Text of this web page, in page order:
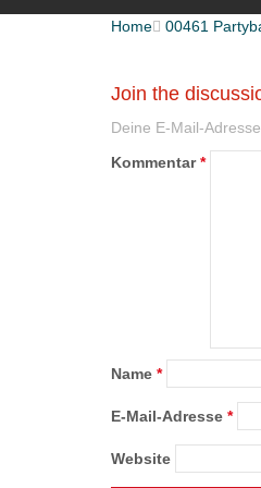
Home 00461
Join the
Deine E-Mail-
Kommentar*
Name *
E-Mail-Adresse *
Website